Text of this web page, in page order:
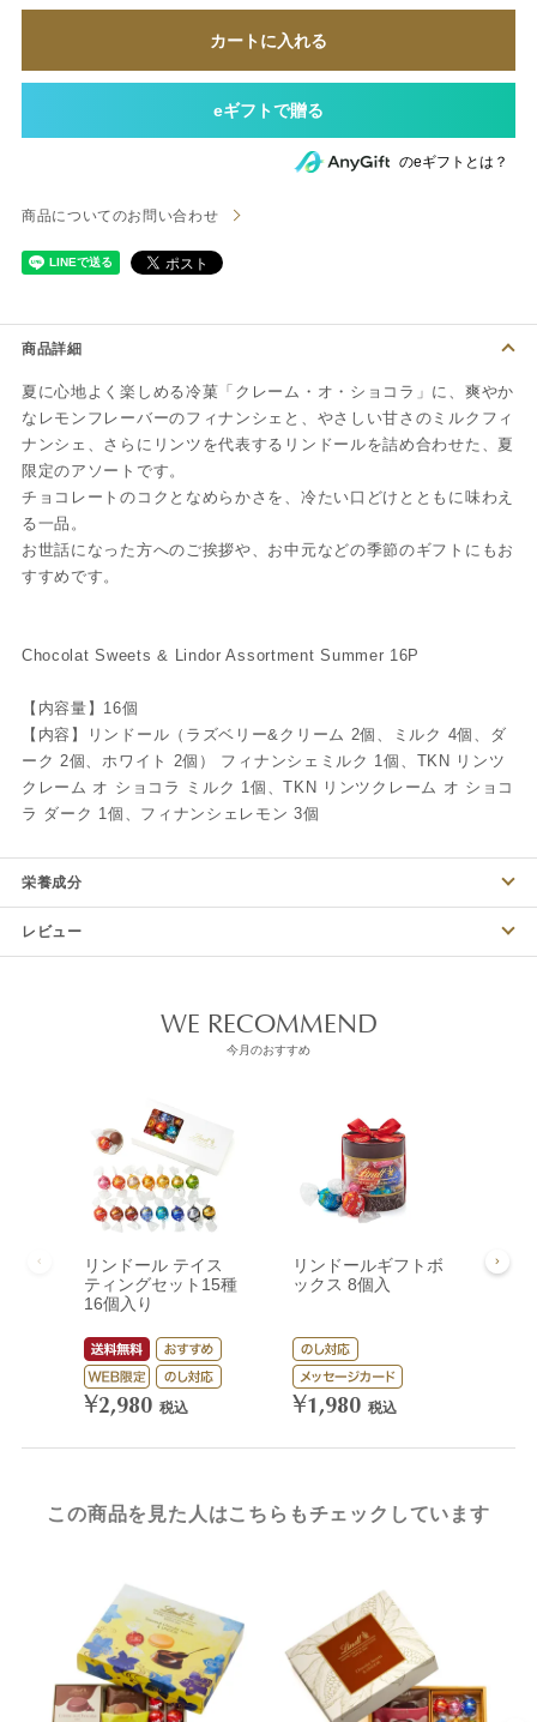
カートに入れる
のeギフトとは？
商品についてのお問い合わせ
商品詳細
夏に心地よく楽しめる冷菓「クレーム・オ・ショコラ」に、爽やか
なレモンフレーバーのフィナンシェと、やさしい甘さのミルクフィ
ナンシェ、さらにリンツを代表するリンドールを詰め合わせた、夏
限定のアソートです。
チョコレートのコクとなめらかさを、冷たい口どけとともに味わえ
る一品。
お世話になった方へのご挨拶や、お中元などの季節のギフトにもお
すすめです。
Chocolat Sweets & Lindor Assortment Summer 16P
【内容量】16個
【内容】リンドール（ラズベリー&クリーム 2個、ミルク 4個、ダ
ーク 2個、ホワイト 2個） フィナンシェミルク 1個、TKN リンツ
クレーム オ ショコラ ミルク 1個、TKN リンツクレーム オ ショコ
ラ ダーク 1個、フィナンシェレモン 3個
栄養成分
レビュー
WE RECOMMEND
今月のおすすめ
リンドール テイス
ティングセット15種
16個入り
¥2,980 税込
リンドールギフトボ
ックス 8個入
¥1,980 税込
リ
この商品を見た人はこちらもチェックしています